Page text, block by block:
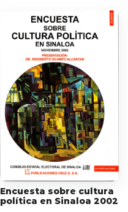
Encuesta sobre cultura
política en Sinaloa 2002